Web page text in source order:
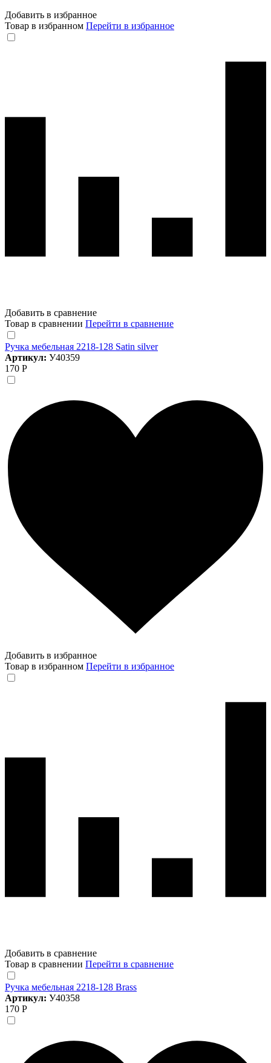
Добавить в избранное
Товар в избранном Перейти в избранное
Добавить в сравнение
Товар в сравнении Перейти в сравнение
Ручка мебельная 2218-128 Satin silver
Артикул: У40359
170 Р
Добавить в избранное
Товар в избранном Перейти в избранное
Добавить в сравнение
Товар в сравнении Перейти в сравнение
Ручка мебельная 2218-128 Brass
Артикул: У40358
170 Р